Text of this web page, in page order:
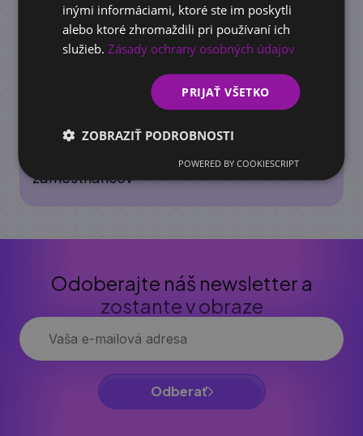
Príspevok na vzdelávanie a rekvalifikáciu
cez úrad práce 2026: kompletný návod, pre
zamestnancov
Odoberajte náš newsletter a
zostante v obraze
Odberať
inými informáciami, ktoré ste im poskytli
alebo ktoré zhromaždili pri používaní ich
služieb.Zásady ochrany osobných údajov
PRIJAŤ VŠETKO
ZOBRAZIŤ PODROBNOSTI
POWERED BY COOKIESCRIPT